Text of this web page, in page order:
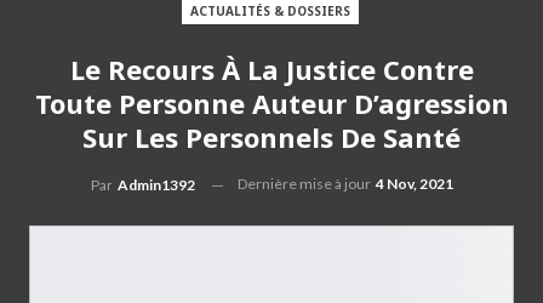
ACTUALITÉS & DOSSIERS
Le Recours À La Justice Contre
Toute Personne Auteur D’agression
Sur Les Personnels De Santé
Par Admin1392 Dernière mise à jour 4 Nov, 2021